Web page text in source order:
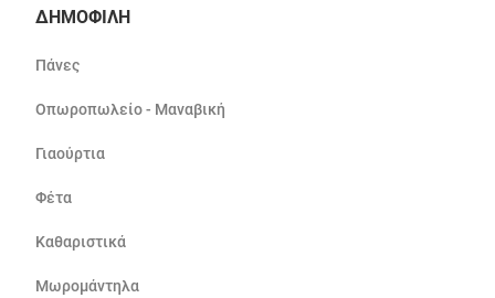
ΔΗΜΟΦΙΛΗ
Πάνες
Οπωροπωλείο - Μαναβική
Γιαούρτια
Φέτα
Καθαριστικά
Μωρομάντηλα